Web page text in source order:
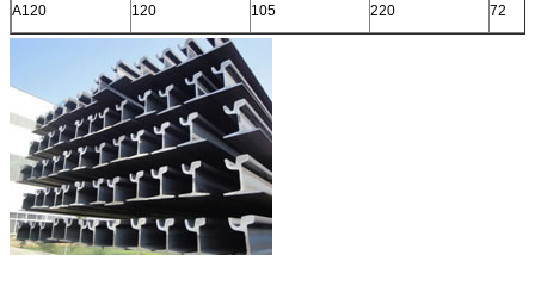
A120 120 105 220 72